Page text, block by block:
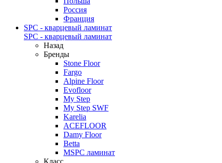
Россия
Франция
SPC - кварцевый ламинат
SPC - кварцевый ламинат
Назад
Бренды
Stone Floor
Fargo
Alpine Floor
Evofloor
My Step
My Step SWF
Karelia
ACEFLOOR
Damy Floor
Betta
MSPC ламинат
Класс